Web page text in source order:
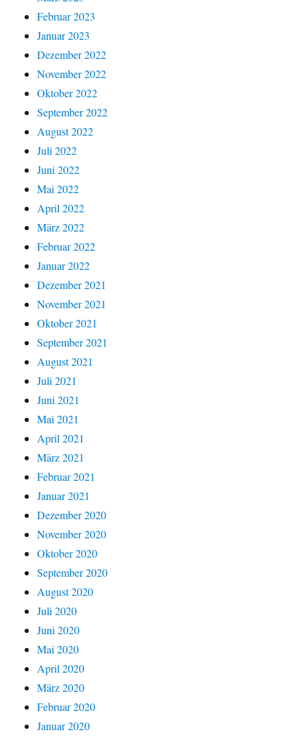
Februar 2023
Januar 2023
Dezember 2022
November 2022
Oktober 2022
September 2022
August 2022
Juli 2022
Juni 2022
Mai 2022
April 2022
März 2022
Februar 2022
Januar 2022
Dezember 2021
November 2021
Oktober 2021
September 2021
August 2021
Juli 2021
Juni 2021
Mai 2021
April 2021
März 2021
Februar 2021
Januar 2021
Dezember 2020
November 2020
Oktober 2020
September 2020
August 2020
Juli 2020
Juni 2020
Mai 2020
April 2020
März 2020
Februar 2020
Januar 2020